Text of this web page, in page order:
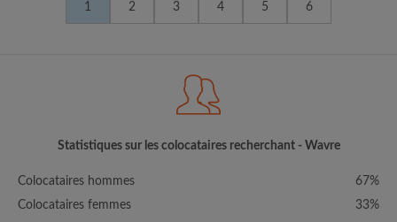
1 2 3 4 5 6
Statistiques sur les colocataires recherchant - Wavre
Colocataires hommes
67%
Colocataires femmes
33%